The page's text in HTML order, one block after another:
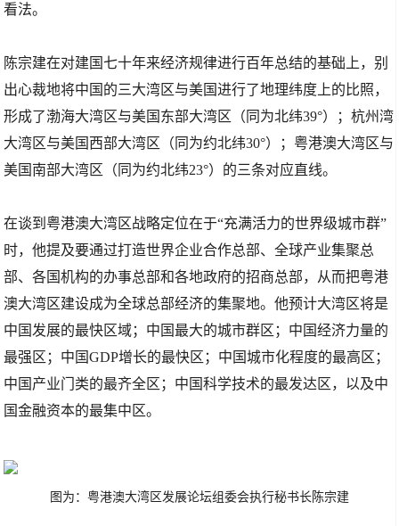
看法。
陈宗建在对建国七十年来经济规律进行百年总结的基础上，别
出心裁地将中国的三大湾区与美国进行了地理纬度上的比照，
形成了渤海大湾区与美国东部大湾区（同为北纬39°）；杭州湾
大湾区与美国西部大湾区（同为约北纬30°）；粤港澳大湾区与
美国南部大湾区（同为约北纬23°）的三条对应直线。
在谈到粤港澳大湾区战略定位在于“充满活力的世界级城市群”
时，他提及要通过打造世界企业合作总部、全球产业集聚总
部、各国机构的办事总部和各地政府的招商总部，从而把粤港
澳大湾区建设成为全球总部经济的集聚地。他预计大湾区将是
中国发展的最快区域；中国最大的城市群区；中国经济力量的
最强区；中国GDP增长的最快区；中国城市化程度的最高区；
中国产业门类的最齐全区；中国科学技术的最发达区，以及中
国金融资本的最集中区。
图为：粤港澳大湾区发展论坛组委会执行秘书长陈宗建